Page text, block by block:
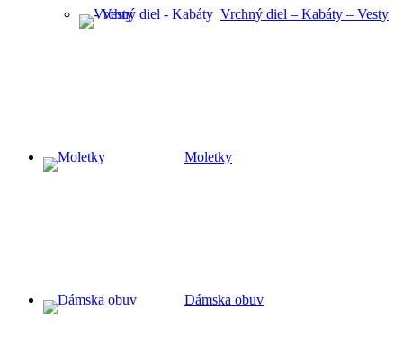
Vrchný diel – Kabáty – Vesty
Moletky
Dámska obuv